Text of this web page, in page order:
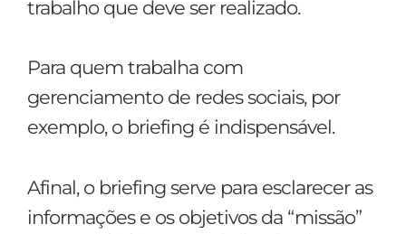
trabalho que deve ser realizado.
Para quem trabalha com
gerenciamento de redes sociais, por
exemplo, o briefing é indispensável.
Afinal, o briefing serve para esclarecer as
informações e os objetivos da “missão”